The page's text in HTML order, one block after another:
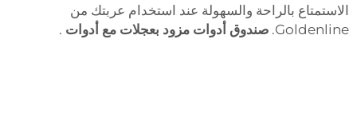
الاستمتاع بالراحة والسهولة عند استخدام عربتك من
Goldenline. صندوق أدوات مزود بعجلات مع أدوات .